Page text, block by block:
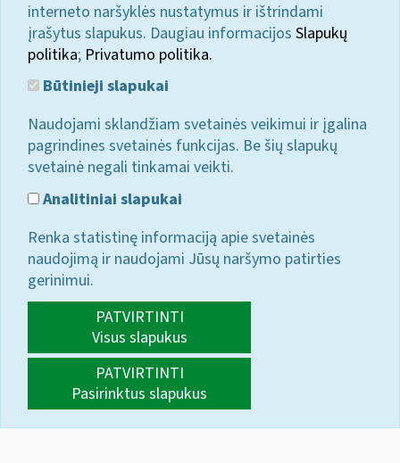
interneto naršyklės nustatymus ir ištrindami
įrašytus slapukus. Daugiau informacijos Slapukų
politika; Privatumo politika.
Būtinieji slapukai
Naudojami sklandžiam svetainės veikimui ir įgalina
pagrindines svetainės funkcijas. Be šių slapukų
svetainė negali tinkamai veikti.
Analitiniai slapukai
Renka statistinę informaciją apie svetainės
naudojimą ir naudojami Jūsų naršymo patirties
gerinimui.
PATVIRTINTI
Visus slapukus
PATVIRTINTI
Pasirinktus slapukus